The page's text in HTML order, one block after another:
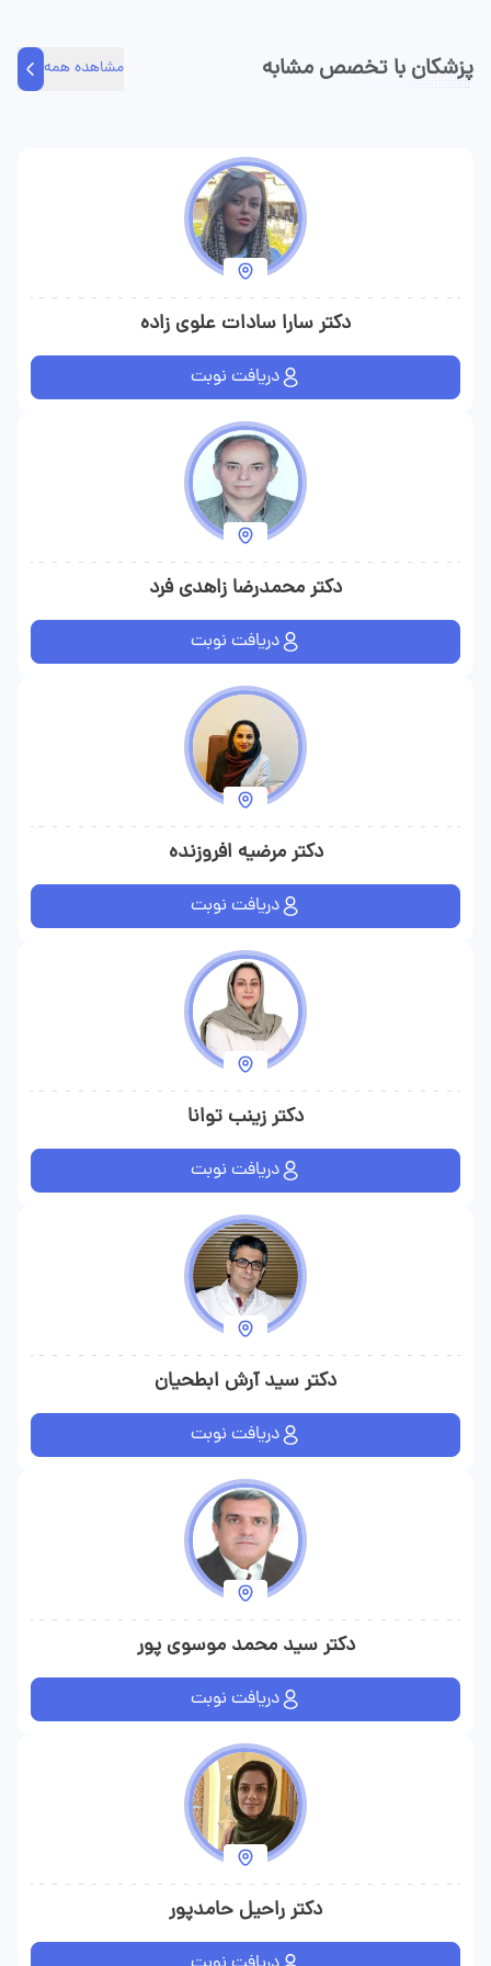
پزشکان با تخصص مشابه مشاهده همه
دکتر سارا سادات علوی زاده
دریافت نوبت
دکتر محمدرضا زاهدی فرد
دریافت نوبت
دکتر مرضیه افروزنده
دریافت نوبت
دکتر زینب توانا
دریافت نوبت
دکتر سید آرش ابطحیان
دریافت نوبت
دکتر سید محمد موسوی پور
دریافت نوبت
دکتر راحیل حامدپور